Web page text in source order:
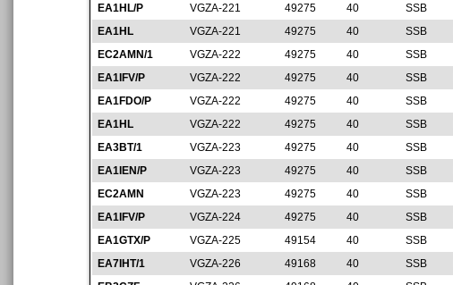
EA1HL/P
VGZA-221 49275 40 SSB
EA1HL
VGZA-221 49275 40 SSB
EC2AMN/1
VGZA-222 49275 40 SSB
EA1IFV/P
VGZA-222 49275 40 SSB
EA1FDO/P
VGZA-222 49275 40 SSB
EA1HL
VGZA-222 49275 40 SSB
EA3BT/1
VGZA-223 49275 40 SSB
EA1IEN/P
VGZA-223 49275 40 SSB
EC2AMN
VGZA-223 49275 40 SSB
EA1IFV/P
VGZA-224 49275 40 SSB
EA1GTX/P
VGZA-225 49154 40 SSB
EA7IHT/1
VGZA-226 49168 40 SSB